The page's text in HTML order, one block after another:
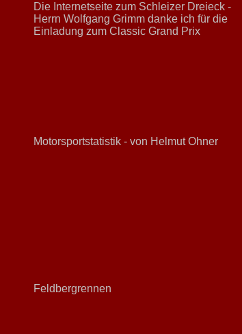
Die Internetseite zum Schleizer Dreieck -
Herrn Wolfgang Grimm danke ich für die
Einladung zum Classic Grand Prix
Motorsportstatistik - von Helmut Ohner
Feldbergrennen